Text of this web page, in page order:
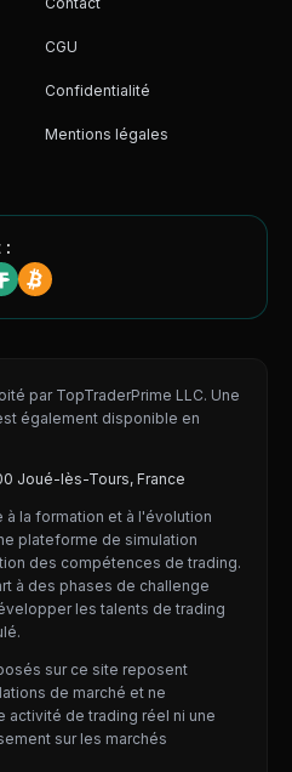
CGU
Confidentialité
Mentions légales
:
par TopTraderPrime LLC. Une
également disponible en
Joué-lès-Tours, France
la formation et à l'évolution
plateforme de simulation
des compétences de trading.
à des phases de challenge
les talents de trading
sur ce site reposent
de marché et ne
activité de trading réel ni une
sur les marchés